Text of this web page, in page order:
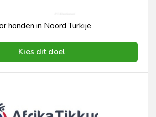
honden in Noord Turkije
Kies dit doel